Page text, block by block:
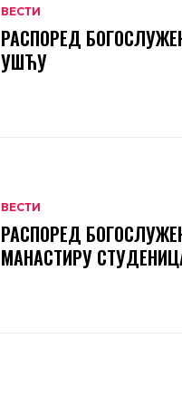
ВЕСТИ
РАСПОРЕД
УШЋУ
ВЕСТИ
РАСПОРЕД
МАНАСТИРУ